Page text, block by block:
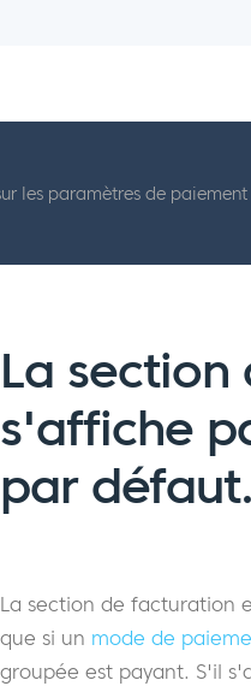
les paramètres de paiement
La
s'affiche
par défaut.
La section de facturation
que si un mode de
groupée est payant. S'il